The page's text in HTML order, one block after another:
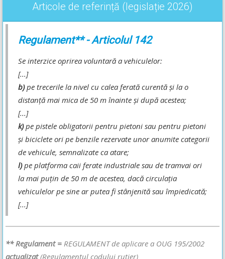
Articole de referință (legislație 2026)
Regulament** - Articolul 142
Se interzice oprirea voluntară a vehiculelor:
[...]
b)pe trecerile la nivel cu calea ferată curentă şi la o
distanţă mai mica de 50 m înainte şi după acestea;
[...]
k)pe pistele obligatorii pentru pietoni sau pentru pietoni
şi biciclete ori pe benzile rezervate unor anumite categorii
de vehicule, semnalizate ca atare;
l)pe platforma caii ferate industriale sau de tramvai ori
la mai puţin de 50 m de acestea, dacă circulaţia
vehiculelor pe sine ar putea fi stânjenită sau împiedicată;
[...]
** Regulament = REGULAMENT de aplicare a OUG 195/2002
actualizat (Regulamentul codului rutier)